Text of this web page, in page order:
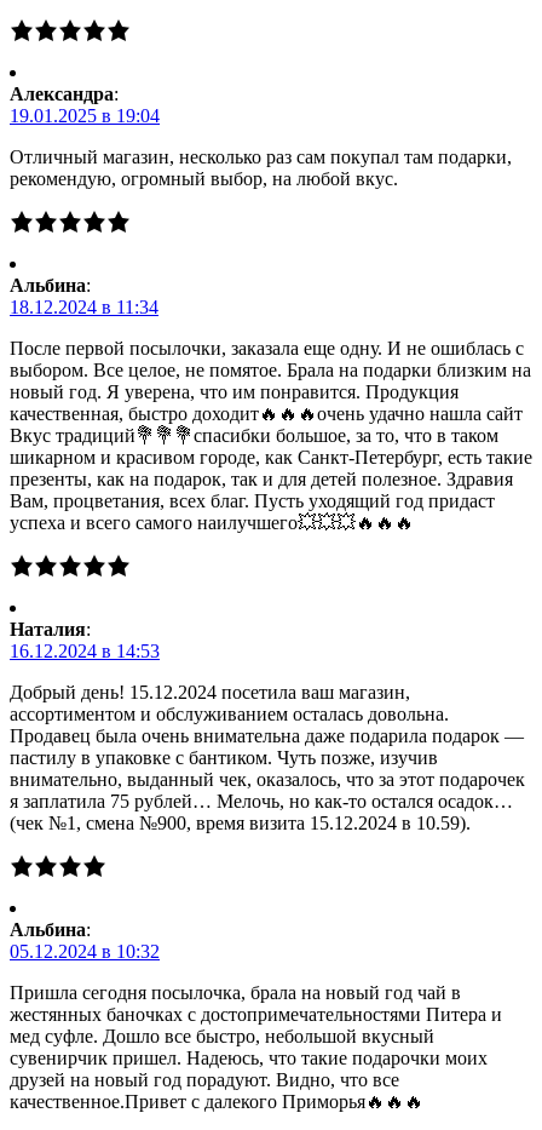
Александра:
19.01.2025 в 19:04
Отличный магазин, несколько раз сам покупал там подарки,
рекомендую, огромный выбор, на любой вкус.
Альбина:
18.12.2024 в 11:34
После первой посылочки, заказала еще одну. И не ошиблась с
выбором. Все целое, не помятое. Брала на подарки близким на
новый год. Я уверена, что им понравится. Продукция
качественная, быстро доходит🔥🔥🔥очень удачно нашла сайт
Вкус традиций💐💐💐спасибки большое, за то, что в таком
шикарном и красивом городе, как Санкт-Петербург, есть такие
презенты, как на подарок, так и для детей полезное. Здравия
Вам, процветания, всех благ. Пусть уходящий год придаст
успеха и всего самого наилучшего💥💥💥🔥🔥🔥
Наталия:
16.12.2024 в 14:53
Добрый день! 15.12.2024 посетила ваш магазин,
ассортиментом и обслуживанием осталась довольна.
Продавец была очень внимательна даже подарила подарок —
пастилу в упаковке с бантиком. Чуть позже, изучив
внимательно, выданный чек, оказалось, что за этот подарочек
я заплатила 75 рублей… Мелочь, но как-то остался осадок…
(чек №1, смена №900, время визита 15.12.2024 в 10.59).
Альбина:
05.12.2024 в 10:32
Пришла сегодня посылочка, брала на новый год чай в
жестянных баночках с достопримечательностями Питера и
мед суфле. Дошло все быстро, небольшой вкусный
сувенирчик пришел. Надеюсь, что такие подарочки моих
друзей на новый год порадуют. Видно, что все
качественное.Привет с далекого Приморья🔥🔥🔥